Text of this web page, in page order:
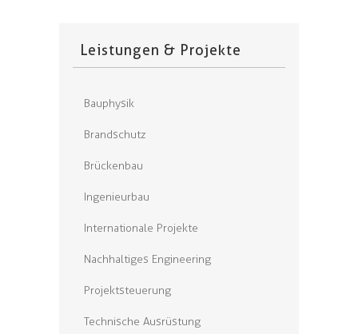
Leistungen & Projekte
Bauphysik
Brandschutz
Brückenbau
Ingenieurbau
Internationale Projekte
Nachhaltiges Engineering
Projektsteuerung
Technische Ausrüstung